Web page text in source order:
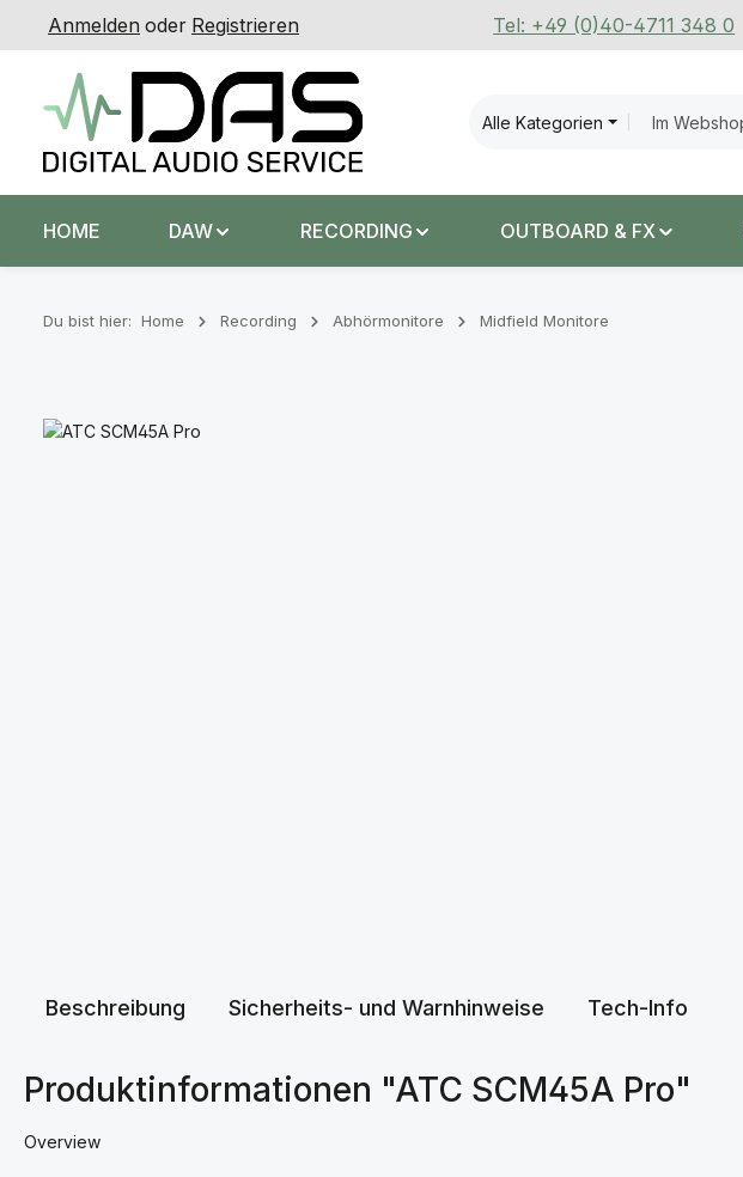
Hauptinhalt springen
Zur Suche springen
Zur Hauptnavigation springen
Anmelden oder Registrieren Tel: +49 (0)40-4711 348 0
Alle Kategorien
HOME DAW RECORDING OUTBOARD & FX
Du bist hier: Home Recording Abhörmonitore Midfield Monitore
Bildergalerie überspringen
Beschreibung Sicherheits- und Warnhinweise Tech-Info
Produktinformationen "ATC SCM45A Pro"
Overview